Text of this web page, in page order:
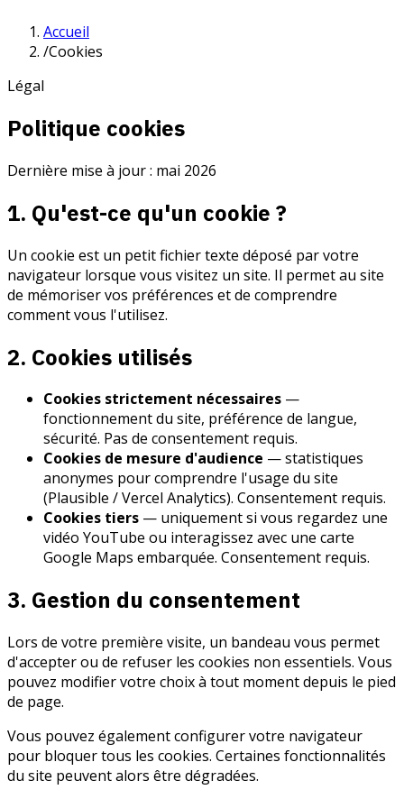
Accueil
/Cookies
Légal
Politique cookies
Dernière mise à jour : mai 2026
1. Qu'est-ce qu'un cookie ?
Un cookie est un petit fichier texte déposé par votre
navigateur lorsque vous visitez un site. Il permet au site
de mémoriser vos préférences et de comprendre
comment vous l'utilisez.
2. Cookies utilisés
Cookies strictement nécessaires —
fonctionnement du site, préférence de langue,
sécurité. Pas de consentement requis.
Cookies de mesure d'audience — statistiques
anonymes pour comprendre l'usage du site
(Plausible / Vercel Analytics). Consentement requis.
Cookies tiers — uniquement si vous regardez une
vidéo YouTube ou interagissez avec une carte
Google Maps embarquée. Consentement requis.
3. Gestion du consentement
Lors de votre première visite, un bandeau vous permet
d'accepter ou de refuser les cookies non essentiels. Vous
pouvez modifier votre choix à tout moment depuis le pied
de page.
Vous pouvez également configurer votre navigateur
pour bloquer tous les cookies. Certaines fonctionnalités
du site peuvent alors être dégradées.